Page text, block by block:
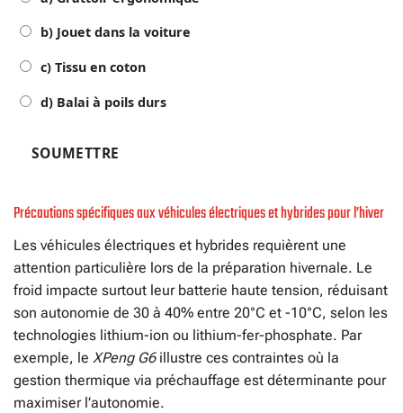
b) Jouet dans la voiture
c) Tissu en coton
d) Balai à poils durs
SOUMETTRE
Précautions spécifiques aux véhicules électriques et hybrides pour l’hiver
Les véhicules électriques et hybrides requièrent une
attention particulière lors de la préparation hivernale. Le
froid impacte surtout leur batterie haute tension, réduisant
son autonomie de 30 à 40% entre 20°C et -10°C, selon les
technologies lithium-ion ou lithium-fer-phosphate. Par
exemple, le XPeng G6illustre ces contraintes où la
gestion thermique via préchauffage est déterminante pour
maximiser l’autonomie.